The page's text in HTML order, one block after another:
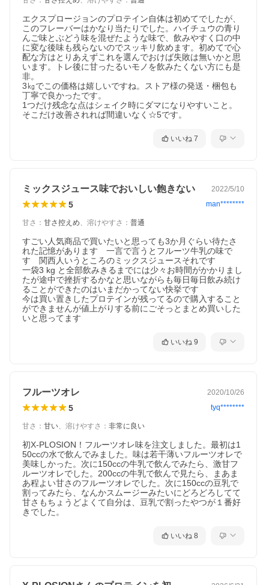
エクスプロージョンのプロテイン自体は初めてでしたが、
このフレーバーはかなり当たりでした。ハイチュウの青り
んご味とぶどう味を混ぜたような味で、飲みやすく口の中
に変な後味も残らないのでスッキリ飲めます。初めてで心
配な方はとりあえずこれを選んでおけば失敗は無いかと思
います。トレ後に甘ったるいモノを飲みたくない方にも是
非。
3㎏でこの価格は嬉しいですね。ストア様の発送・梱包も
丁寧で良かったです。
1つだけ残念な点はシェイク時にダマになりやすいこと。
そこだけ改善されれば間違いなく☆5です。
いいね 7
ミックスジュース味でおいしい飽きない 2022/5/10
5 man********
甘さ ： 甘さ控えめ、 溶けやすさ ： 普通
すごい人気商品で買いたいと思っても3か月ぐらい待たさ
れた記憶があります　一言で言うとフルーツ牛乳の味で
す　関西人いうところのミックスジュースそれです
一袋3 kg と全部飲みきるまでには少々お時間がかかりまし
たが途中で挫折するかなと思いながらも毎日毎日飲み続け
ることができたのはいまだかってない快挙です
今は買い置きしたプロテインが残ってるので購入すること
ができませんが値上がりする前にごそっとまとめ買いした
いと思ってます
いいね 9
フルーツオレ 2020/10/26
5 tyq********
甘さ ： 甘い、 溶けやすさ ： 非常に良い
初X-PLOSION！フルーツオレ味を注文しました。最初は1
50ccの水で飲んでみました。味は若干薄いフルーツオレで
美味しかった。次に150ccの牛乳で飲んでみたら、激甘フ
ルーツオレでした。200ccの牛乳で飲んで見たら、まあま
あ程よい甘さのフルーツオレでした。次に150ccの豆乳で
割ってみたら、なんかスムージーみたいにどろどろしてて
甘さもちょうどよくて自分は、豆乳で割ったやつが１番好
きでした。
いいね 8